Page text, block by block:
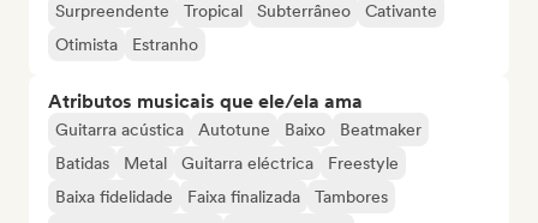
Surpreendente
Tropical Subterrâneo
Cativante
Otimista
Estranho
Atributos musicais que ele/ela ama
Guitarra acústica Autotune Baixo
Beatmaker
Batidas
Metal Guitarra eléctrica
Freestyle
Baixa fidelidade
Faixa finalizada
Tambores